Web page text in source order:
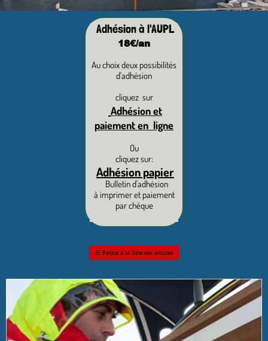
Adhésion à l'AUPL
18€/an
Au choix deux possibilités
d'adhésion
cliquez sur
Adhésion et
paiement en ligne
Ou
cliquez sur:
Adhésion papier
Bulletin d'adhésion
à imprimer et paiement
par chèque
☰ Retour à la liste des articles